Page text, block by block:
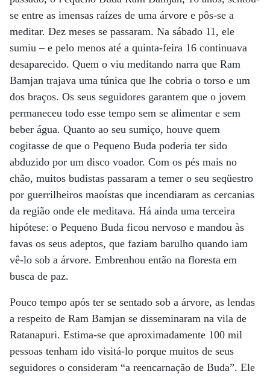
se entre as imensas raízes de uma árvore e pôs-se a
meditar. Dez meses se passaram. Na sábado 11, ele
sumiu – e pelo menos até a quinta-feira 16 continuava
desaparecido. Quem o viu meditando narra que Ram
Bamjan trajava uma túnica que lhe cobria o torso e um
dos braços. Os seus seguidores garantem que o jovem
permaneceu todo esse tempo sem se alimentar e sem
beber água. Quanto ao seu sumiço, houve quem
cogitasse de que o Pequeno Buda poderia ter sido
abduzido por um disco voador. Com os pés mais no
chão, muitos budistas passaram a temer o seu seqüestro
por guerrilheiros maoístas que incendiaram as cercanias
da região onde ele meditava. Há ainda uma terceira
hipótese: o Pequeno Buda ficou nervoso e mandou às
favas os seus adeptos, que faziam barulho quando iam
vê-lo sob a árvore. Embrenhou então na floresta em
busca de paz.
Pouco tempo após ter se sentado sob a árvore, as lendas
a respeito de Ram Bamjan se disseminaram na vila de
Ratanapuri. Estima-se que aproximadamente 100 mil
pessoas tenham ido visitá-lo porque muitos de seus
seguidores o consideram “a reencarnação de Buda”. Ele